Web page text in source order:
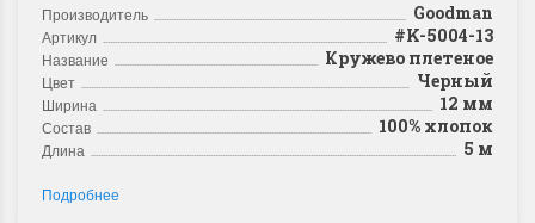
Производитель Goodman
Артикул #K-5004-13
Название Кружево плетеное
Цвет Черный
Ширина 12 мм
Состав 100% хлопок
Длина 5 м
Подробнее